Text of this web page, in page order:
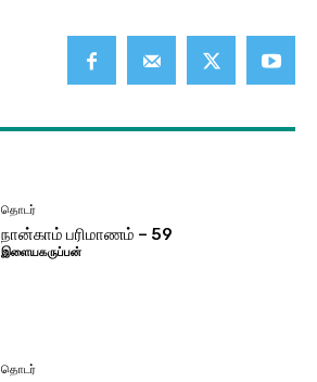
தொடர்
நான்காம் பரிமாணம் – 59
இளையகருப்பன்
தொடர்